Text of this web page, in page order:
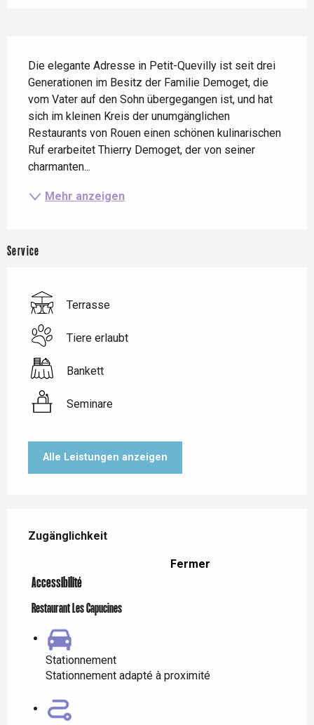
Die elegante Adresse in Petit-Quevilly ist seit drei
Generationen im Besitz der Familie Demoget, die
vom Vater auf den Sohn übergegangen ist, und hat
sich im kleinen Kreis der unumgänglichen
Restaurants von Rouen einen schönen kulinarischen
Ruf erarbeitet Thierry Demoget, der von seiner
charmanten...
Mehr anzeigen
Service
Terrasse
Tiere erlaubt
Bankett
Seminare
Alle Leistungen anzeigen
Zugänglichkeit
Zugänglichkeit
Fermer
Accessibilité
Restaurant Les Capucines
Stationnement
Stationnement adapté à proximité